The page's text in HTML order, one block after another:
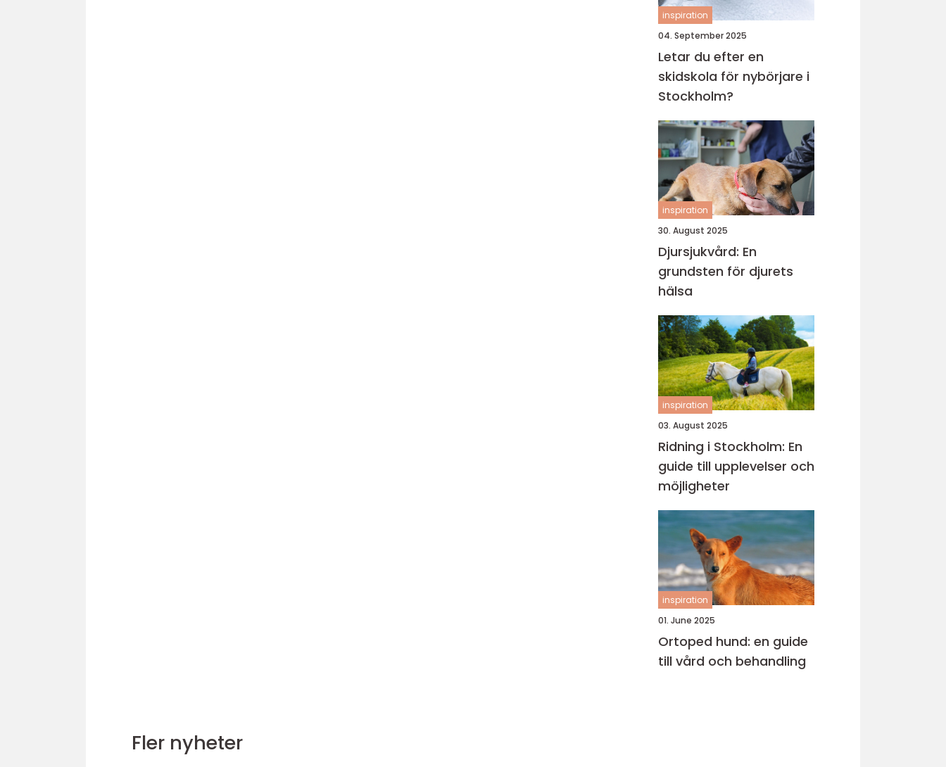
inspiration
04. September 2025
Letar du efter en
skidskola för nybörjare i
Stockholm?
inspiration
30. August 2025
Djursjukvård: En
grundsten för djurets
hälsa
inspiration
03. August 2025
Ridning i Stockholm: En
guide till upplevelser och
möjligheter
inspiration
01. June 2025
Ortoped hund: en guide
till vård och behandling
Fler nyheter